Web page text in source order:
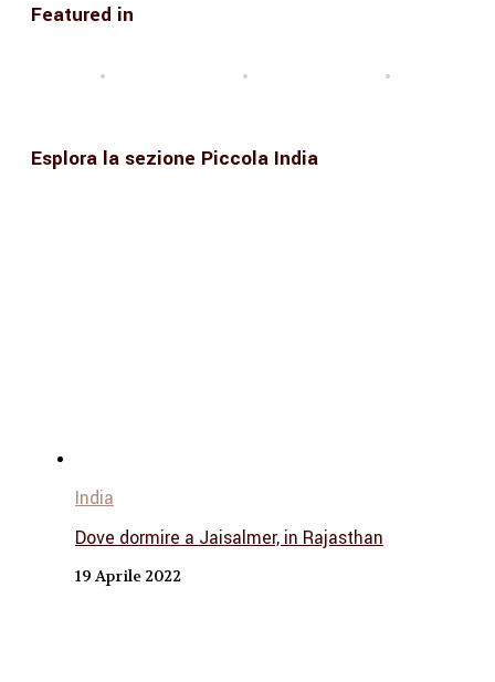
Featured in
Esplora la sezione Piccola India
India
Dove dormire a Jaisalmer, in Rajasthan
19 Aprile 2022